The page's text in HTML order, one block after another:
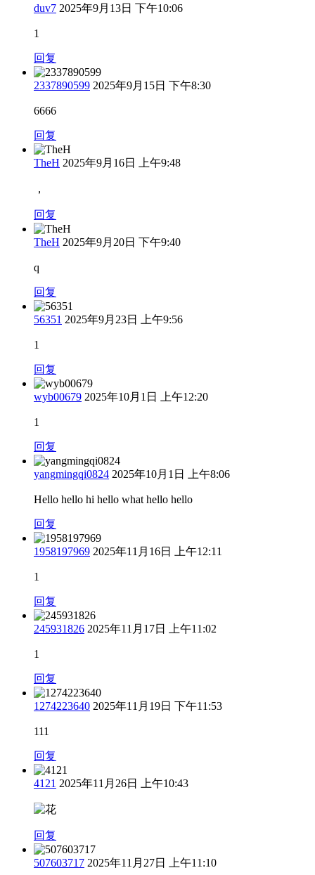
duv7 2025年9月13日 下午10:06
1
回复
2337890599 2025年9月15日 下午8:30
6666
回复
TheH 2025年9月16日 上午9:48
，
回复
TheH 2025年9月20日 下午9:40
q
回复
56351 2025年9月23日 上午9:56
1
回复
wyb00679 2025年10月1日 上午12:20
1
回复
yangmingqi0824 2025年10月1日 上午8:06
Hello hello hi hello what hello hello
回复
1958197969 2025年11月16日 上午12:11
1
回复
245931826 2025年11月17日 上午11:02
1
回复
1274223640 2025年11月19日 下午11:53
111
回复
4121 2025年11月26日 上午10:43
回复
507603717 2025年11月27日 上午11:10